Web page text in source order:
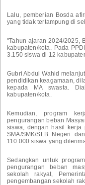
Lalu, pemberian Bosda
yang tidak tertampung di
"Tahun ajaran 2024/2025,
kabupaten/kota. Pada
3.150 siswa di 12
Gubri Abdul Wahid
pendidikan keagamaan,
kepada MA swasta.
kabupaten/kota.
Kemudian, program
pengurangan beban
siswa, dengan hasil kerja
SMA/SMK/SLB Negeri
110.000 siswa yang
Sedangkan untuk
pengurangan beban
sekolah rakyat,
pengembangan sekolah